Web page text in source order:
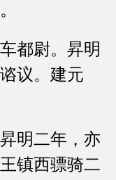
都尉。昇明
议。建元
明二年，亦
镇西骠骑二